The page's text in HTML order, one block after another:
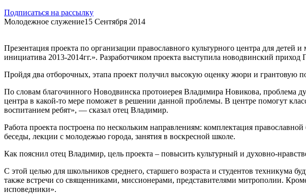
Подписаться на рассылку
Молодежное служение15 Сентября 2014
Презентация проекта по организации православного культурного центра для
инициатива 2013-2014гг.». Разработчиком проекта выступила новодвинский приход
Пройдя два отборочных, этапа проект получил высокую оценку жюри и грантовую
По словам благочинного Новодвинска протоиерея Владимира Новикова, проблема
центра в какой-то мере поможет в решении данной проблемы. В центре помогут
воспитанием ребят», — сказал отец Владимир.
Работа проекта построена по нескольким направлениям: комплектация
беседы, лекции с молодежью города, занятия в воскресной школе.
Как пояснил отец Владимир, цель проекта – повысить культурный и духовно-
С этой целью для школьников среднего, старшего возраста и студентов техникума
также встречи со священниками, миссионерами, представителями митрополии.
исповедники».